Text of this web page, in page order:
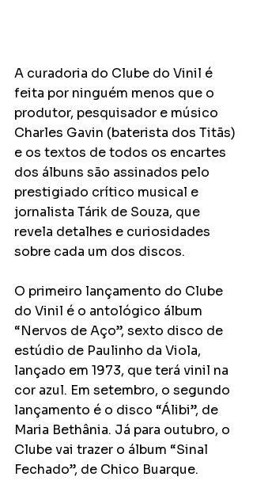
A curadoria do Clube do Vinil é
feita por ninguém menos que o
produtor, pesquisador e músico
Charles Gavin (baterista dos Titãs)
e os textos de todos os encartes
dos álbuns são assinados pelo
prestigiado crítico musical e
jornalista Tárik de Souza, que
revela detalhes e curiosidades
sobre cada um dos discos.
O primeiro lançamento do Clube
do Vinil é o antológico álbum
“Nervos de Aço”, sexto disco de
estúdio de Paulinho da Viola,
lançado em 1973, que terá vinil na
cor azul. Em setembro, o segundo
lançamento é o disco “Álibi”, de
Maria Bethânia. Já para outubro, o
Clube vai trazer o álbum “Sinal
Fechado”, de Chico Buarque.